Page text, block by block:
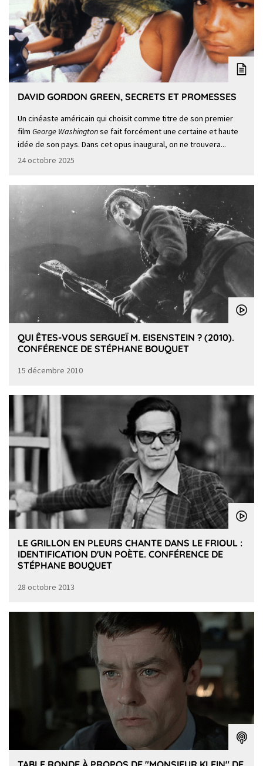
DAVID GORDON GREEN, SECRETS ET PROMESSES
Un cinéaste américain qui choisit comme titre de son premier
film George Washingtonse fait forcément une certaine et haute
idée de son pays. Dans cet opus inaugural, on ne trouvera...
24 octobre 2025
QUI ÊTES-VOUS SERGUEÏ M. EISENSTEIN ? (2010).
CONFÉRENCE DE STÉPHANE BOUQUET
15 décembre 2010
LE GRILLON EN PLEURS CHANTE DANS LE FRIOUL :
IDENTIFICATION D'UN POÈTE. CONFÉRENCE DE
STÉPHANE BOUQUET
28 octobre 2013